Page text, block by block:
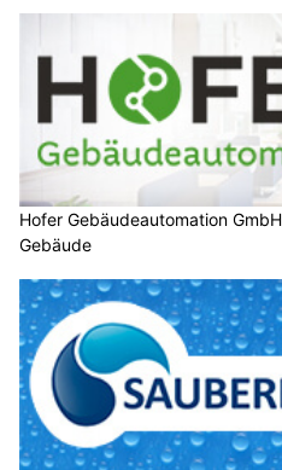
Hofer Gebäudeautomation
Gebäude